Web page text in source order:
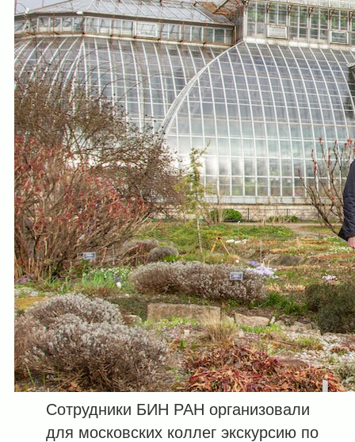
Сотрудники БИН РАН организовали
для московских коллег экскурсию по